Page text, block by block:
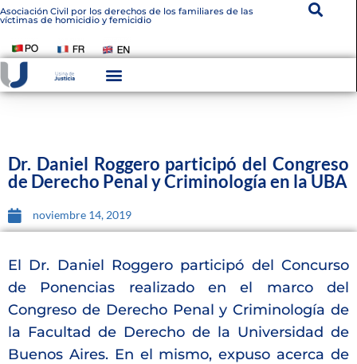
Asociación Civil por los derechos de los familiares de las
víctimas de homicidio y femicidio
Dr. Daniel Roggero participó del Congreso
de Derecho Penal y Criminología en la UBA
noviembre 14, 2019
El Dr. Daniel Roggero participó del Concurso
de Ponencias realizado en el marco del
Congreso de Derecho Penal y Criminología de
la Facultad de Derecho de la Universidad de
Buenos Aires. En el mismo, expuso acerca de